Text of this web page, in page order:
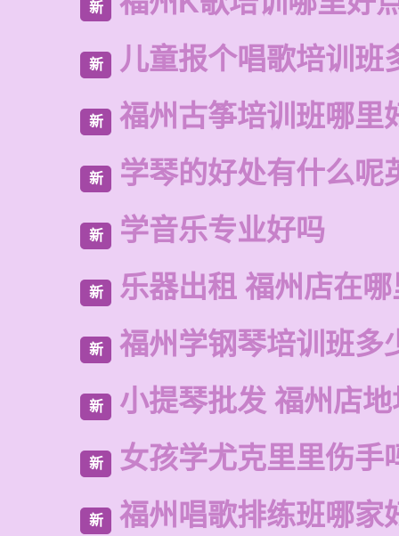
新
新 儿童报个唱歌培训班
新 福州古筝培训班哪里
新 学琴的好处有什么呢
新 学音乐专业好吗
新 乐器出租 福州店在
新 福州学钢琴培训班多
新 小提琴批发 福州店
新 女孩学尤克里里伤手
新 福州唱歌排练班哪家